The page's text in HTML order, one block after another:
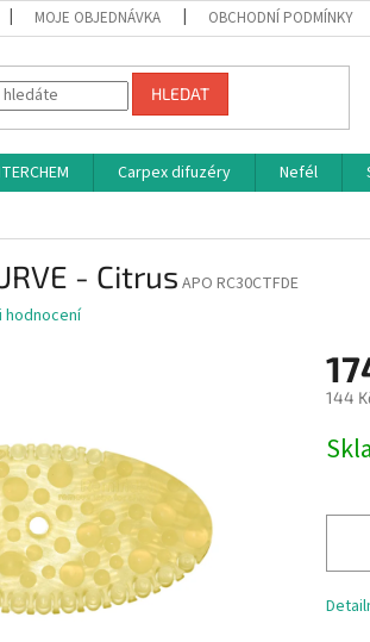
MOJE OBJEDNÁVKA OBCHODNÍ PODMÍNKY
HLEDAT
Carpex difuzéry Nefél
- CitrusAPO RC30CTFDE
144
cena: